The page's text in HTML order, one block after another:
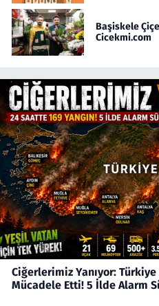
Başiskele
Cicekmi.com
Ciğerlerimiz Yanıyor: Türkiye
Mücadele Etti! 5 İlde Alarm